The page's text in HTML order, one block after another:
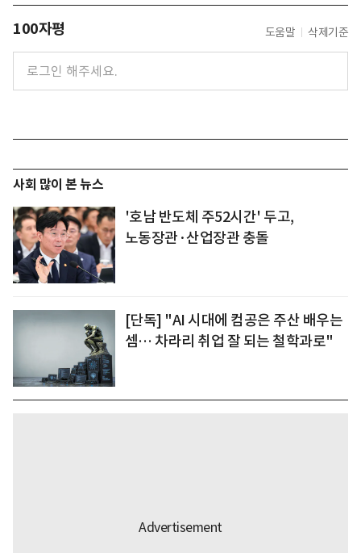
100자평 도움말 삭제기준
사회 많이 본 뉴스
'호남 반도체 주52시간' 두고,
노동장관·산업장관 충돌
[단독] "AI 시대에 컴공은 주산 배우는
셈… 차라리 취업 잘 되는 철학과로"